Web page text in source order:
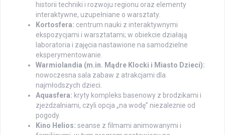
historii techniki i rozwoju regionu oraz elementy
interaktywne, uzupełniane o warsztaty.
Kortosfera: centrum nauki z interaktywnymi
ekspozycjami i warsztatami; w obiekcie działają
laboratoria i zajęcia nastawione na samodzielne
eksperymentowanie.
Warmiolandia (m.in. Mądre Klocki i Miasto Dzieci):
nowoczesna sala zabaw z atrakcjami dla
najmłodszych dzieci.
Aquasfera: kryty kompleks basenowy z brodzikami i
zjeżdżalniami, czyli opcja „na wodę” niezależnie od
pogody.
Kino Helios: seanse z filmami animowanymi i